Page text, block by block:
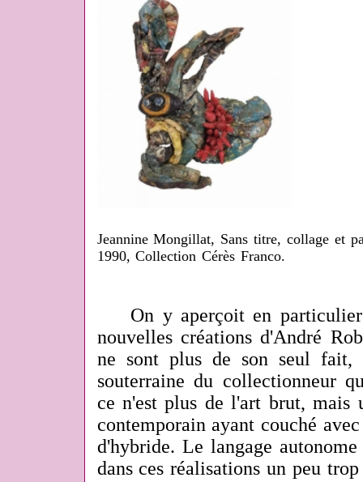
Jeannine Mongillat, Sans titre, collage et
1990, Collection Cérès Franco.
On y aperçoit en particulier
nouvelles créations d'André
ne sont plus de son seul fait,
souterraine du collectionneur
ce n'est plus de l'art brut, mais
contemporain ayant couché
d'hybride. Le langage
dans ces réalisations un peu